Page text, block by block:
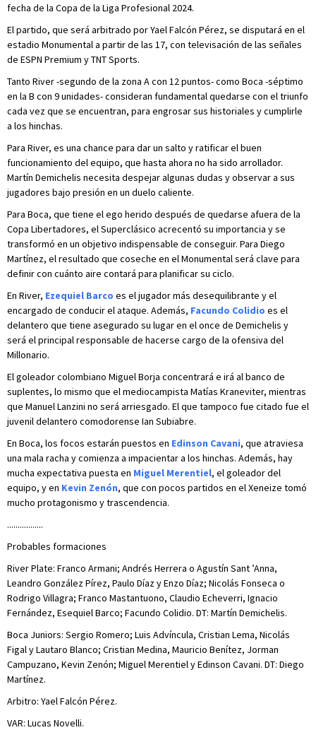
fecha de la Copa de la Liga Profesional 2024.
El partido, que será arbitrado por Yael Falcón Pérez, se disputará en el
estadio Monumental a partir de las 17, con televisación de las señales
de ESPN Premium y TNT Sports.
Tanto River -segundo de la zona A con 12 puntos- como Boca -séptimo
en la B con 9 unidades- consideran fundamental quedarse con el triunfo
cada vez que se encuentran, para engrosar sus historiales y cumplirle
a los hinchas.
Para River, es una chance para dar un salto y ratificar el buen
funcionamiento del equipo, que hasta ahora no ha sido arrollador.
Martín Demichelis necesita despejar algunas dudas y observar a sus
jugadores bajo presión en un duelo caliente.
Para Boca, que tiene el ego herido después de quedarse afuera de la
Copa Libertadores, el Superclásico acrecentó su importancia y se
transformó en un objetivo indispensable de conseguir. Para Diego
Martínez, el resultado que coseche en el Monumental será clave para
definir con cuánto aire contará para planificar su ciclo.
En River, Ezequiel Barco es el jugador más desequilibrante y el
encargado de conducir el ataque. Además, Facundo Colidio es el
delantero que tiene asegurado su lugar en el once de Demichelis y
será el principal responsable de hacerse cargo de la ofensiva del
Millonario.
El goleador colombiano Miguel Borja concentrará e irá al banco de
suplentes, lo mismo que el mediocampista Matías Kraneviter, mientras
que Manuel Lanzini no será arriesgado. El que tampoco fue citado fue el
juvenil delantero comodorense Ian Subiabre.
En Boca, los focos estarán puestos en Edinson Cavani, que atraviesa
una mala racha y comienza a impacientar a los hinchas. Además, hay
mucha expectativa puesta en Miguel Merentiel, el goleador del
equipo, y en Kevin Zenón, que con pocos partidos en el Xeneize tomó
mucho protagonismo y trascendencia.
.................
Probables formaciones
River Plate: Franco Armani; Andrés Herrera o Agustín Sant ’Anna,
Leandro González Pírez, Paulo Díaz y Enzo Díaz; Nicolás Fonseca o
Rodrigo Villagra; Franco Mastantuono, Claudio Echeverri, Ignacio
Fernández, Esequiel Barco; Facundo Colidio. DT: Martín Demichelis.
Boca Juniors: Sergio Romero; Luis Advíncula, Cristian Lema, Nicolás
Figal y Lautaro Blanco; Cristian Medina, Mauricio Benítez, Jorman
Campuzano, Kevin Zenón; Miguel Merentiel y Edinson Cavani. DT: Diego
Martínez.
Arbitro: Yael Falcón Pérez.
VAR: Lucas Novelli.